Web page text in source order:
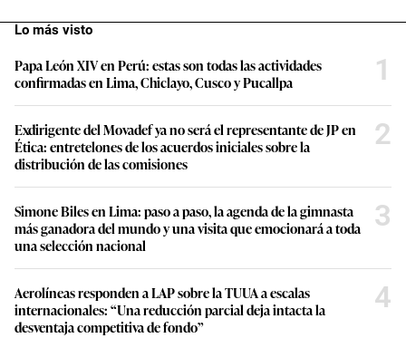
Lo más visto
Papa León XIV en Perú: estas son todas las actividades
confirmadas en Lima, Chiclayo, Cusco y Pucallpa
1
Exdirigente del Movadef ya no será el representante de JP en
Ética: entretelones de los acuerdos iniciales sobre la
distribución de las comisiones
2
Simone Biles en Lima: paso a paso, la agenda de la gimnasta
más ganadora del mundo y una visita que emocionará a toda
una selección nacional
3
Aerolíneas responden a LAP sobre la TUUA a escalas
internacionales: “Una reducción parcial deja intacta la
desventaja competitiva de fondo”
4